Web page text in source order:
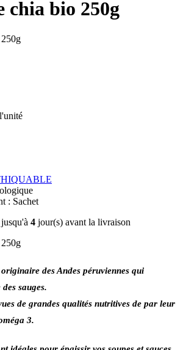
chia bio 250g
: Sachet
4 jour(s) avant la livraison
des Andes péruviennes qui
sauges.
de grandes qualités nutritives de par leur
3.